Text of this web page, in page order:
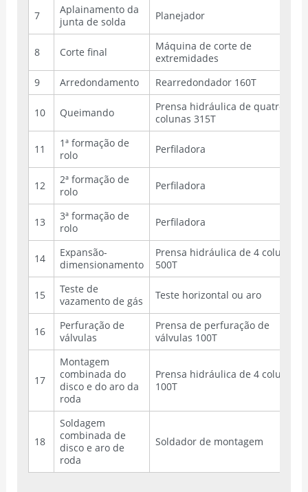
7
Aplainamento da
junta de solda
Planejador
8 Corte final
Máquina de corte de
extremidades
9
Arredondamento Rearredondador 160T
10 Queimando
Prensa hidráulica de quatro
colunas 315T
11
1ª formação de
rolo
Perfiladora
12
2ª formação de
rolo
Perfiladora
13
3ª formação de
rolo
Perfiladora
14
Expansão-
dimensionamento
Prensa hidráulica de 4 colunas
500T
15
Teste de
vazamento de gás
Teste horizontal ou aro
16
Perfuração de
válvulas
Prensa de perfuração de
válvulas 100T
17
Montagem
combinada do
disco e do aro da
roda
Prensa hidráulica de 4 colunas
100T
18
Soldagem
combinada de
disco e aro de
roda
Soldador de montagem